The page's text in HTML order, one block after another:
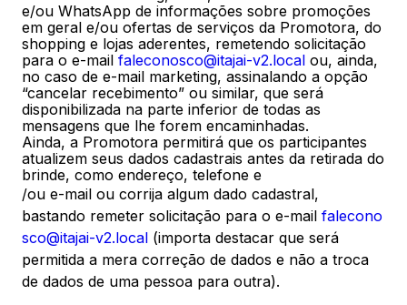
e/ou WhatsApp de informações sobre promoções
em geral e/ou ofertas de serviços da Promotora, do
shopping e lojas aderentes, remetendo solicitação
para o e-mail faleconosco@itajai-v2.local ou, ainda,
no caso de e-mail marketing, assinalando a opção
“cancelar recebimento” ou similar, que será
disponibilizada na parte inferior de todas as
mensagens que lhe forem encaminhadas.
Ainda, a Promotora permitirá que os participantes
atualizem seus dados cadastrais antes da retirada do
brinde, como endereço, telefone e
/ou e-mail ou corrija algum dado cadastral,
bastando remeter solicitação para o e-mail falecono
sco@itajai-v2.local (importa destacar que será
permitida a mera correção de dados e não a troca
de dados de uma pessoa para outra).